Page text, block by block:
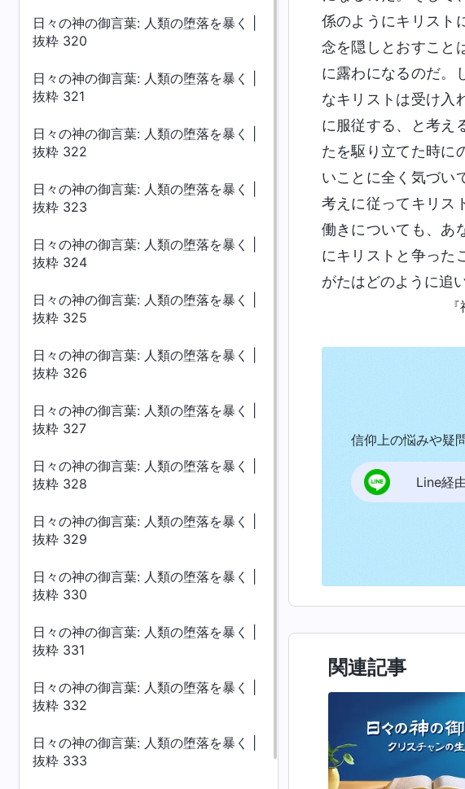
日々の神の御言葉: 人類の堕落を暴く |
抜粋 320
日々の神の御言葉: 人類の堕落を暴く |
抜粋 321
日々の神の御言葉: 人類の堕落を暴く |
抜粋 322
日々の神の御言葉: 人類の堕落を暴く |
抜粋 323
日々の神の御言葉: 人類の堕落を暴く |
抜粋 324
日々の神の御言葉: 人類の堕落を暴く |
抜粋 325
日々の神の御言葉: 人類の堕落を暴く |
抜粋 326
日々の神の御言葉: 人類の堕落を暴く |
抜粋 327
日々の神の御言葉: 人類の堕落を暴く |
抜粋 328
日々の神の御言葉: 人類の堕落を暴く |
抜粋 329
日々の神の御言葉: 人類の堕落を暴く |
抜粋 330
日々の神の御言葉: 人類の堕落を暴く |
抜粋 331
日々の神の御言葉: 人類の堕落を暴く |
抜粋 332
日々の神の御言葉: 人類の堕落を暴く |
抜粋 333
係のようにキリスト
念を隠しとおすこと
に露わになるのだ。
なキリストは受け入
に服従する、と考え
たを駆り立てた時に
いことに全く気づい
考えに従ってキリス
働きについても、あ
にキリストと争った
がたはどのように追
信仰上の悩みや疑
Line経
関連記事